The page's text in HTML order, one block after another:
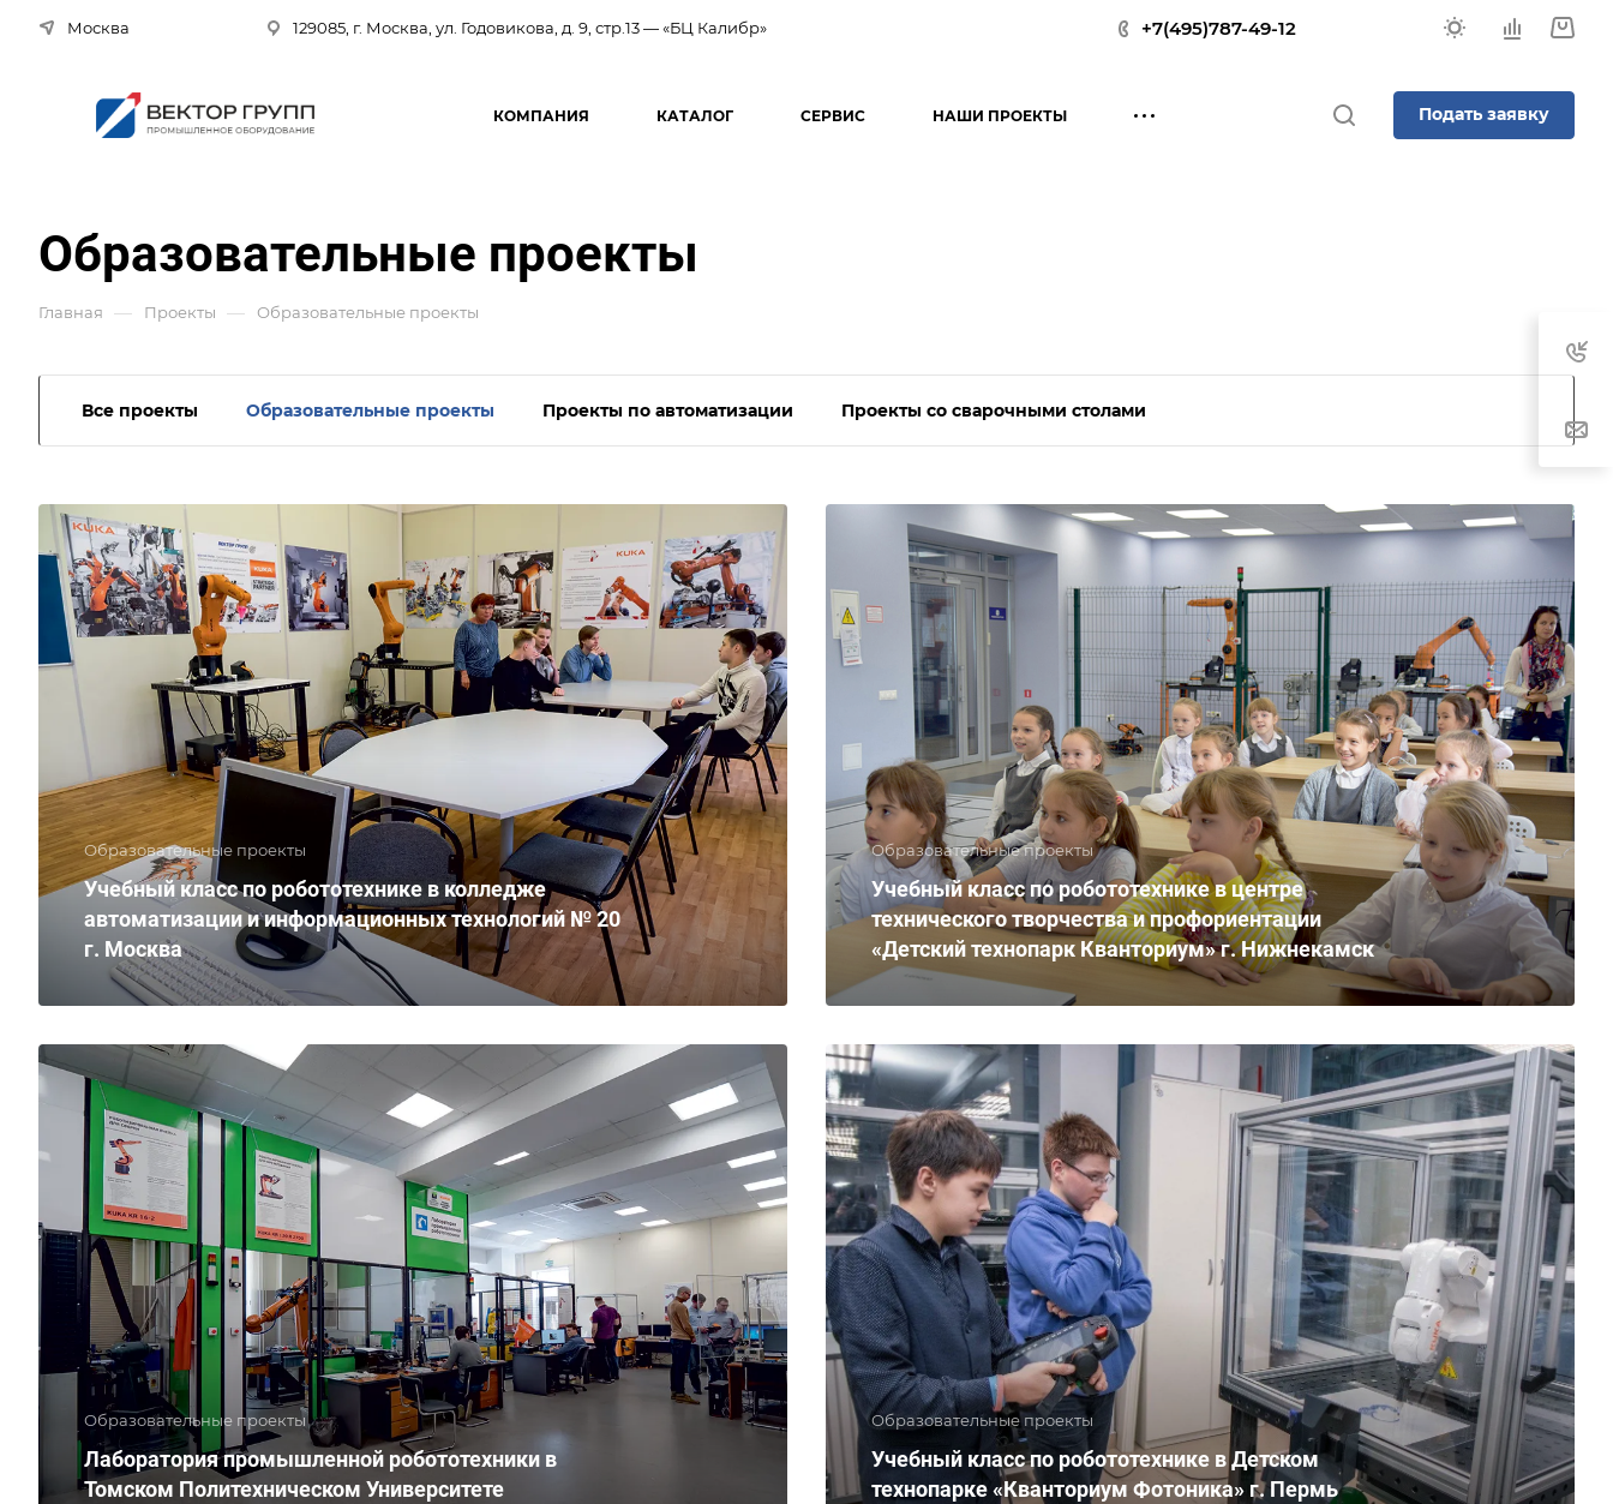
Москва 129085, г. Москва, ул. Годовикова, д. 9, стр.13 — «БЦ Калибр» +7(495)787-49-12
КОМПАНИЯ КАТАЛОГ СЕРВИС НАШИ ПРОЕКТЫ Подать заявку
Образовательные проекты
Главная — Проекты — Образовательные проекты
Все проекты Образовательные проекты Проекты по автоматизации Проекты со сварочными столами
Образовательные проекты
Учебный класс по робототехнике в колледже
автоматизации и информационных технологий № 20
г. Москва
Образовательные проекты
Учебный класс по робототехнике в центре
технического творчества и профориентации
«Детский технопарк Кванториум» г. Нижнекамск
Образовательные проекты
Лаборатория промышленной робототехники в
Томском Политехническом Университете
Образовательные проекты
Учебный класс по робототехнике в Детском
технопарке «Кванториум Фотоника» г. Пермь